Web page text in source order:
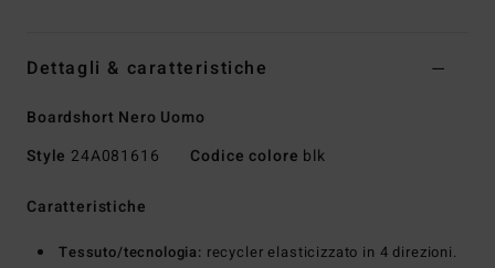
Dettagli & caratteristiche
Boardshort Nero Uomo
Style 24A081616 Codice colore blk
Caratteristiche
Tessuto/tecnologia: recycler elasticizzato in 4 direzioni.